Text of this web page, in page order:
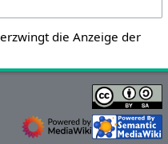
die Anzeige der